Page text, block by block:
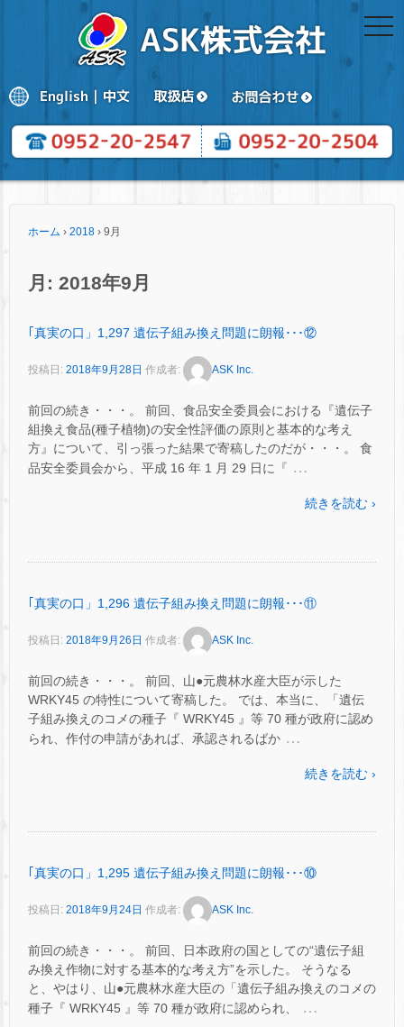
ホーム › 2018 › 9月
月: 2018年9月
｢真実の口」1,297 遺伝子組み換え問題に朗報･･･⑫
投稿日: 2018年9月28日 作成者: ASK Inc.
前回の続き・・・。 前回、食品安全委員会における『遺伝子
組換え食品(種子植物)の安全性評価の原則と基本的な考え
方』について、引っ張った結果で寄稿したのだが・・・。 食
品安全委員会から、平成 16 年 1 月 29 日に『 …
続きを読む ›
｢真実の口」1,296 遺伝子組み換え問題に朗報･･･⑪
投稿日: 2018年9月26日 作成者: ASK Inc.
前回の続き・・・。 前回、山●元農林水産大臣が示した
WRKY45 の特性について寄稿した。 では、本当に、「遺伝
子組み換えのコメの種子『 WRKY45 』等 70 種が政府に認め
られ、作付の申請があれば、承認されるばか …
続きを読む ›
｢真実の口」1,295 遺伝子組み換え問題に朗報･･･⑩
投稿日: 2018年9月24日 作成者: ASK Inc.
前回の続き・・・。 前回、日本政府の国としての“遺伝子組
み換え作物に対する基本的な考え方”を示した。 そうなる
と、やはり、山●元農林水産大臣の「遺伝子組み換えのコメの
種子『 WRKY45 』等 70 種が政府に認められ、
…